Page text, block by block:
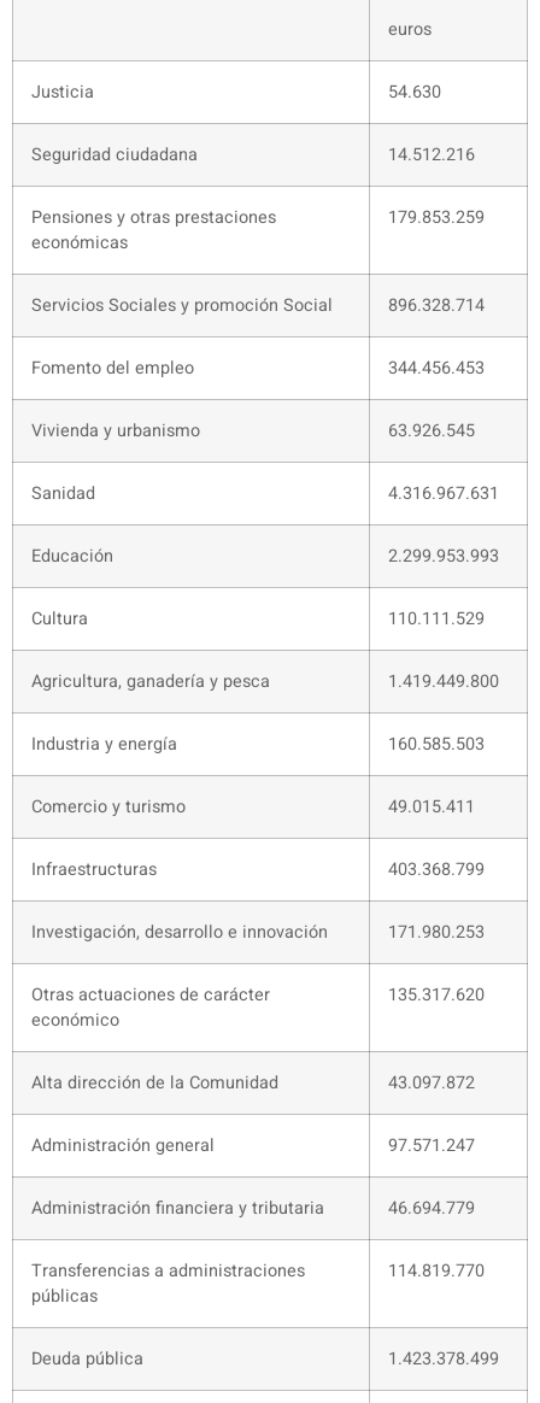
euros
Justicia 54.630
Seguridad ciudadana 14.512.216
Pensiones y otras prestaciones
económicas
179.853.259
Servicios Sociales y promoción Social 896.328.714
Fomento del empleo 344.456.453
Vivienda y urbanismo 63.926.545
Sanidad 4.316.967.631
Educación 2.299.953.993
Cultura 110.111.529
Agricultura, ganadería y pesca 1.419.449.800
Industria y energía 160.585.503
Comercio y turismo 49.015.411
Infraestructuras 403.368.799
Investigación, desarrollo e innovación 171.980.253
Otras actuaciones de carácter
económico
135.317.620
Alta dirección de la Comunidad 43.097.872
Administración general 97.571.247
Administración financiera y tributaria 46.694.779
Transferencias a administraciones
públicas
114.819.770
Deuda pública 1.423.378.499